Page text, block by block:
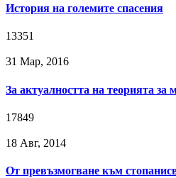
История на големите спасения
13351
31 Мар, 2016
За актуалността на теорията за
17849
18 Авг, 2014
От превъзмогване към